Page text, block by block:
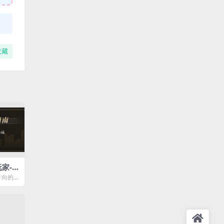
藏
家-
钻
的